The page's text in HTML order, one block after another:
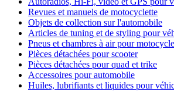
Revues et manuels de motocyclette
Objets de collection sur l'automobile
Articles de tuning et de styling pour
Pneus et chambres à air pour
Pièces détachées pour scooter
Pièces détachées pour quad et trike
Accessoires pour automobile
Huiles, lubrifiants et liquides pour